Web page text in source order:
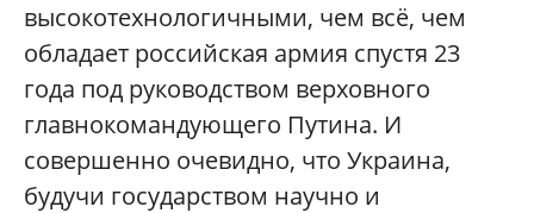
высокотехнологичными, чем всё, чем
обладает российская армия спустя 23
года под руководством верховного
главнокомандующего Путина. И
совершенно очевидно, что Украина,
будучи государством научно и